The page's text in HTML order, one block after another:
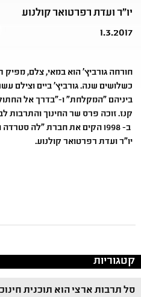
יו"ר ועדת רפרטואר קולנוע
1.3.2017
חורחה גורביץ' הוא במאי, צלם, מפיק
כשלושים שנה. גורביץ' ביים וצילם
ביניהם "המקלחת" ו-"בדרך אל
יו"ר ועדת רפרטואר קולנוע.
קטגוריות
סל תרבות ארצי הוא תוכנית